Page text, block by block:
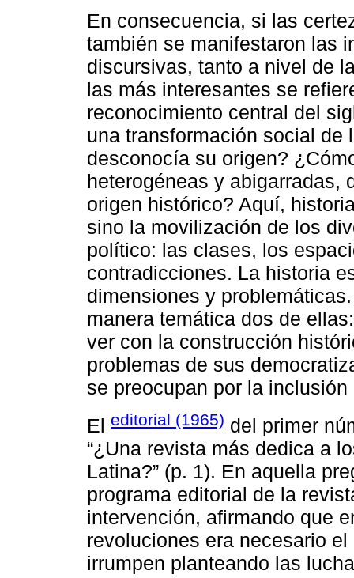
En consecuencia, si las
también se manifestaron las
discursivas, tanto a nivel de
las más interesantes se
reconocimiento central del
una transformación social
desconocía su origen?
heterogéneas y abigarradas,
origen histórico? Aquí,
sino la movilización de los
político: las clases, los
contradicciones. La historia
dimensiones y
manera temática dos de
ver con la construcción
problemas de sus
se preocupan por la
El editorial (1965) del primer
“¿Una revista más dedica a
Latina?” (p. 1). En aquella
programa editorial de la
intervención, afirmando que
revoluciones era necesario
irrumpen planteando las